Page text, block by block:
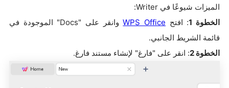
الميزات شيوعًا في Writer:
الخطوة 1
: افتح WPS Office
وانقر على "Docs" الموجودة في
قائمة الشريط الجانبي.
الخطوة 2
: انقر على "فارغ" لإنشاء مستند فارغ.